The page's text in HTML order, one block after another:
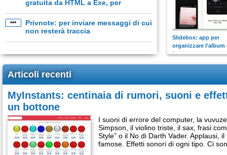
gratuita da HTML a Exe, per
***
Privnote: per inviare messaggi di cui
non resterà traccia
Slidebox: app per
organizzare l’album
foto
Articoli recenti
MyInstants: centinaia di rumori, suoni e
un bottone
I suoni di errore del computer, la
Simpson, il violino triste, il sax, frasi
Style” o il No di Darth Vader. Applausi,
famose. Effetti sonori di ogni tipo. Ci